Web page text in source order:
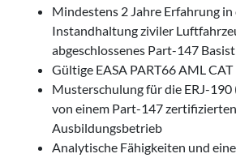
Mindestens 2 Jahre Erfahrung in
Instandhaltung ziviler
abgeschlossenes Part-147
Gültige EASA PART66 AML CAT
Musterschulung für die ERJ-190
von einem Part-147 zertifizierten
Ausbildungsbetrieb
Analytische Fähigkeiten und eine